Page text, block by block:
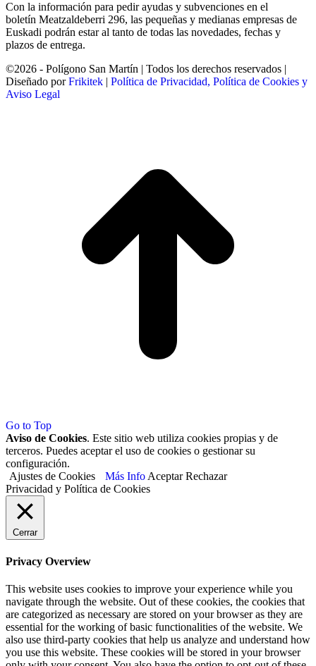
Con la información para pedir ayudas y subvenciones en el
boletín Meatzaldeberri 296, las pequeñas y medianas empresas de
Euskadi podrán estar al tanto de todas las novedades, fechas y
plazos de entrega.
©2026 - Polígono San Martín | Todos los derechos reservados |
Diseñado porFrikitek | Política de Privacidad, Política de Cookies y
Aviso Legal
Go to Top
Aviso de Cookies. Este sitio web utiliza cookies propias y de
terceros. Puedes aceptar el uso de cookies o gestionar su
configuración.
Ajustes de Cookies
Más Info Aceptar Rechazar
Privacidad y Política de Cookies
Cerrar
Privacy Overview
This website uses cookies to improve your experience while you
navigate through the website. Out of these cookies, the cookies that
are categorized as necessary are stored on your browser as they are
essential for the working of basic functionalities of the website. We
also use third-party cookies that help us analyze and understand how
you use this website. These cookies will be stored in your browser